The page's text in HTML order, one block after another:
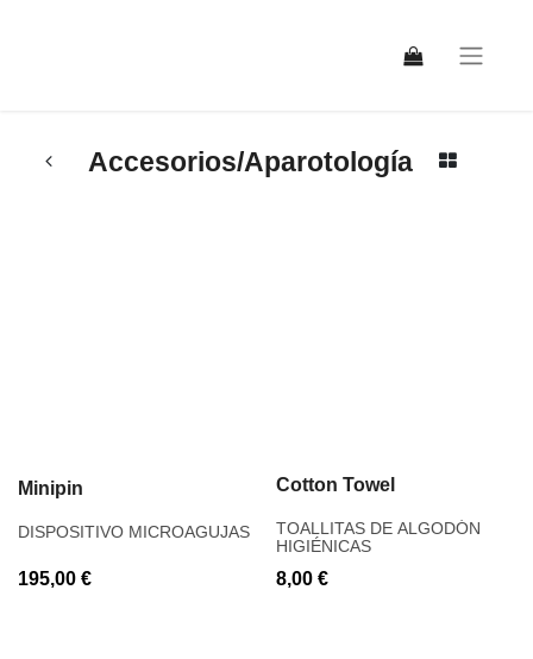
Accesorios/Aparotología
Minipin
DISPOSITIVO MICROAGUJAS
195,00 €
Cotton Towel
TOALLITAS DE ALGODÓN
HIGIÉNICAS
8,00€